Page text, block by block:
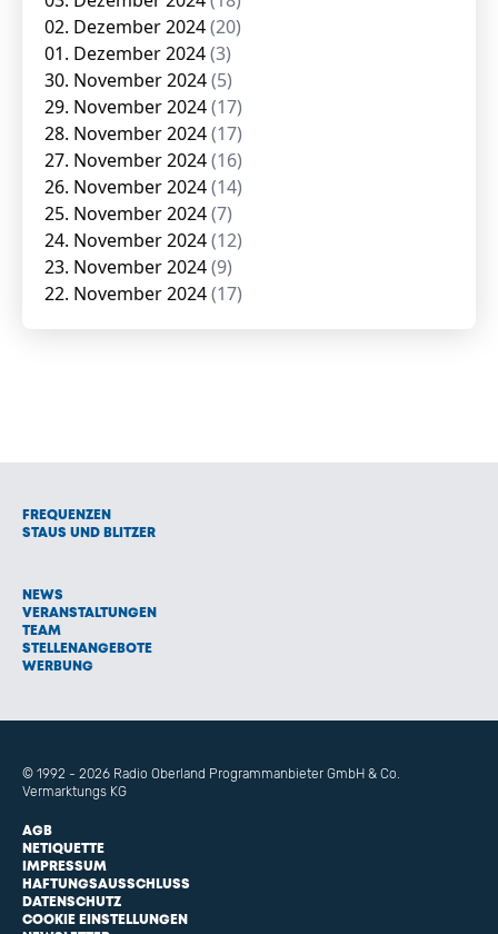
02. Dezember 2024(20)
01. Dezember 2024(3)
30. November 2024(5)
29. November 2024(17)
28. November 2024(17)
27. November 2024(16)
26. November 2024(14)
25. November 2024(7)
24. November 2024(12)
23. November 2024(9)
22. November 2024(17)
FREQUENZEN
STAUS UND BLITZER
NEWS
VERANSTALTUNGEN
TEAM
STELLENANGEBOTE
WERBUNG
© 1992 - 2026 Radio Oberland Programmanbieter GmbH & Co.
Vermarktungs KG
AGB
NETIQUETTE
IMPRESSUM
HAFTUNGSAUSSCHLUSS
DATENSCHUTZ
COOKIE EINSTELLUNGEN